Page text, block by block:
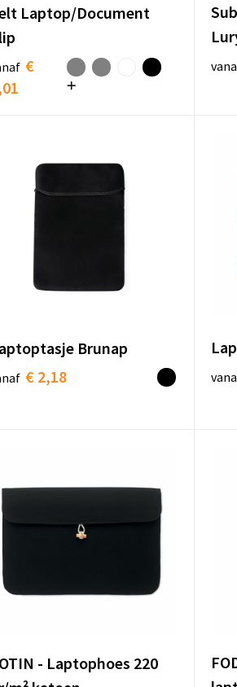
Laptop/Document
€
Brunap
€ 2,18
- Laptophoes 220